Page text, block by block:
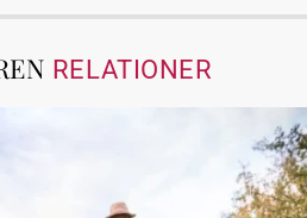
RELATIONER